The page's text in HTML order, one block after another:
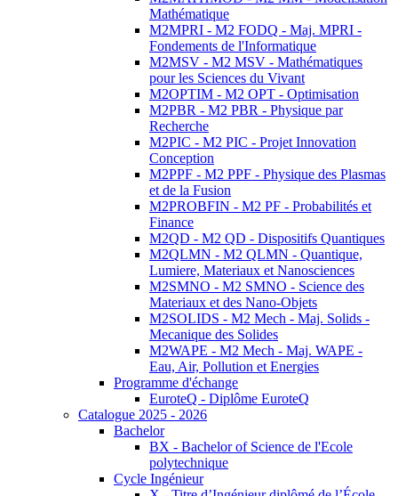
Mathématique
M2MPRI - M2 FODQ - Maj. MPRI -
Fondements de l'Informatique
M2MSV - M2 MSV - Mathématiques
pour les Sciences du Vivant
M2OPTIM - M2 OPT - Optimisation
M2PBR - M2 PBR - Physique par
Recherche
M2PIC - M2 PIC - Projet Innovation
Conception
M2PPF - M2 PPF - Physique des Plasmas
et de la Fusion
M2PROBFIN - M2 PF - Probabilités et
Finance
M2QD - M2 QD - Dispositifs Quantiques
M2QLMN - M2 QLMN - Quantique,
Lumiere, Materiaux et Nanosciences
M2SMNO - M2 SMNO - Science des
Materiaux et des Nano-Objets
M2SOLIDS - M2 Mech - Maj. Solids -
Mecanique des Solides
M2WAPE - M2 Mech - Maj. WAPE -
Eau, Air, Pollution et Energies
Programme d'échange
EuroteQ - Diplôme EuroteQ
Catalogue 2025 - 2026
Bachelor
BX - Bachelor of Science de l'Ecole
polytechnique
Cycle Ingénieur